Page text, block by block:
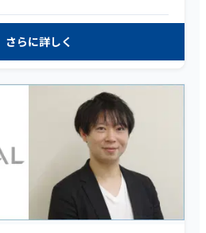
さらに詳しく